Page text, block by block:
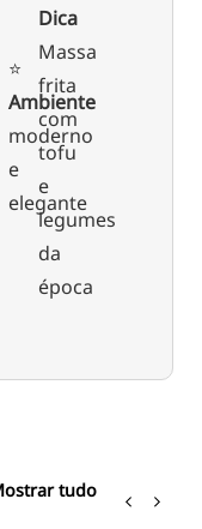
⭐️
Ambiente
moderno
e
elegante
Dica
Massa
frita
com
tofu
e
legumes
da
época
tudo